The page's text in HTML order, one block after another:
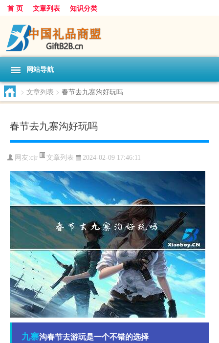
首 页 文章列表 知识分类
网站导航
> 文章列表 > 春节去九寨沟好玩吗
春节去九寨沟好玩吗
网友:cjr 文章列表 2024-02-09 17:46:11
九寨沟春节去游玩是一个不错的选择